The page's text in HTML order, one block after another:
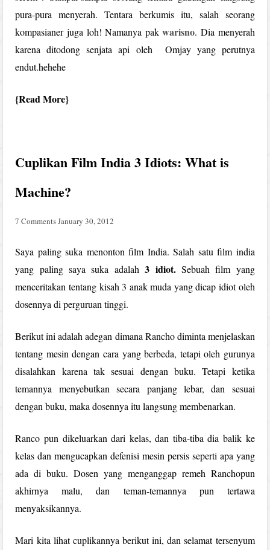
pura-pura menyerah. Tentara berkumis itu, salah seorang
kompasianer juga loh! Namanya pakwarisno. Dia menyerah
karena ditodong senjata api oleh Omjay yang perutnya
endut.hehehe
Read More
Cuplikan Film India 3 Idiots: What is
Machine?
7 CommentsJanuary 30, 2012
Saya paling suka menonton film India. Salah satu film india
yang paling saya suka adalah3 idiot.Sebuah film yang
menceritakan tentang kisah 3 anak muda yang dicap idiot oleh
dosennya di perguruan tinggi.
Berikut ini adalah adegan dimana Rancho diminta menjelaskan
tentang mesin dengan cara yang berbeda, tetapi oleh gurunya
disalahkan karena tak sesuai dengan buku. Tetapi ketika
temannya menyebutkan secara panjang lebar, dan sesuai
dengan buku, maka dosennya itu langsung membenarkan.
Ranco pun dikeluarkan dari kelas, dan tiba-tiba dia balik ke
kelas dan mengucapkan defenisi mesin persis seperti apa yang
ada di buku. Dosen yang menganggap remeh Ranchopun
akhirnya malu, dan teman-temannya pun tertawa
menyaksikannya.
Mari kita lihat cuplikannya berikut ini, dan selamat tersenyum